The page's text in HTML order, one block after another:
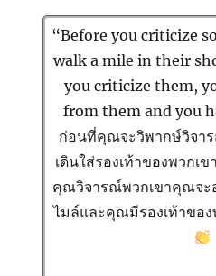
“Before you criticize
walk a mile in their
you criticize them,
from them and you
ก่อนที่คุณจะวิพากษ์วิจา
เดินใส่รองเท้าของพวกเ
คุณวิจารณ์พวกเขาคุณจะ
ไมล์และคุณมีรองเท้าขอ